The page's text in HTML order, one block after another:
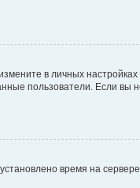
в личных
пользователи. Если вы
время на